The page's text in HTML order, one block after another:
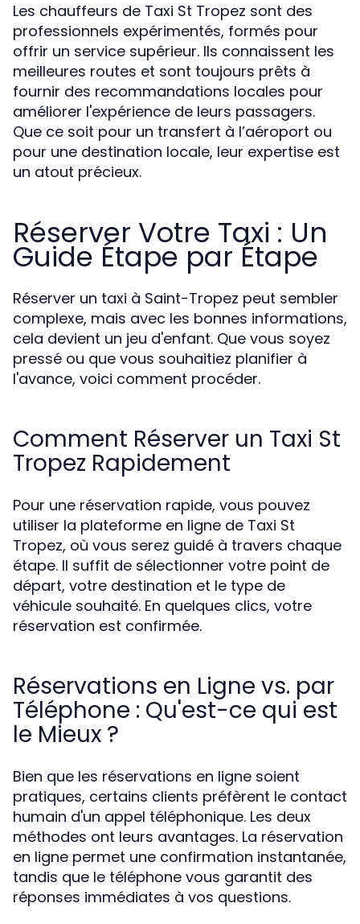
Les chauffeurs de Taxi St Tropez sont des
professionnels expérimentés, formés pour
offrir un service supérieur. Ils connaissent les
meilleures routes et sont toujours prêts à
fournir des recommandations locales pour
améliorer l'expérience de leurs passagers.
Que ce soit pour un transfert à l’aéroport ou
pour une destination locale, leur expertise est
un atout précieux.
Réserver Votre Taxi : Un
Guide Étape par Étape
Réserver un taxi à Saint-Tropez peut sembler
complexe, mais avec les bonnes informations,
cela devient un jeu d'enfant. Que vous soyez
pressé ou que vous souhaitiez planifier à
l'avance, voici comment procéder.
Comment Réserver un Taxi St
Tropez Rapidement
Pour une réservation rapide, vous pouvez
utiliser la plateforme en ligne de Taxi St
Tropez, où vous serez guidé à travers chaque
étape. Il suffit de sélectionner votre point de
départ, votre destination et le type de
véhicule souhaité. En quelques clics, votre
réservation est confirmée.
Réservations en Ligne vs. par
Téléphone : Qu'est-ce qui est
le Mieux ?
Bien que les réservations en ligne soient
pratiques, certains clients préfèrent le contact
humain d'un appel téléphonique. Les deux
méthodes ont leurs avantages. La réservation
en ligne permet une confirmation instantanée,
tandis que le téléphone vous garantit des
réponses immédiates à vos questions.